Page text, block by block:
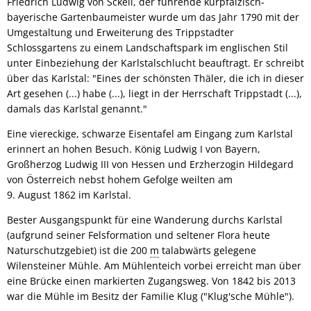
bayerische Gartenbaumeister wurde um das Jahr 1790 mit der
Umgestaltung und Erweiterung des Trippstadter
Schlossgartens zu einem Landschaftspark im englischen Stil
unter Einbeziehung der Karlstalschlucht beauftragt. Er schreibt
über das Karlstal: "Eines der schönsten Thäler, die ich in dieser
Art gesehen (...) habe (...), liegt in der Herrschaft Trippstadt (...),
damals das Karlstal genannt."
Eine viereckige, schwarze Eisentafel am Eingang zum Karlstal
erinnert an hohen Besuch. König Ludwig I von Bayern,
Großherzog Ludwig III von Hessen und Erzherzogin Hildegard
von Österreich nebst hohem Gefolge weilten am
9. August 1862 im Karlstal.
Bester Ausgangspunkt für eine Wanderung durchs Karlstal
(aufgrund seiner Felsformation und seltener Flora heute
Naturschutzgebiet) ist die 200 m talabwärts gelegene
Wilensteiner Mühle. Am Mühlenteich vorbei erreicht man über
eine Brücke einen markierten Zugangsweg. Von 1842 bis 2013
war die Mühle im Besitz der Familie Klug ("Klug'sche Mühle").